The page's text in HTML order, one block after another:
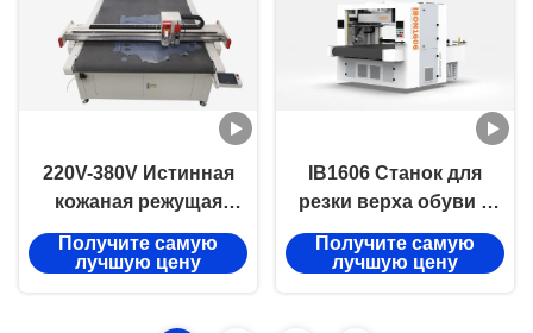
220V-380V Истинная
кожаная режущая
машина с рабочим
размером 1600 мм х
Получите самую
лучшую цену
IB1606 Станок для
резки верха обуви с
рабочей зоной
1600*600 мм и
Получите самую
лучшую цену